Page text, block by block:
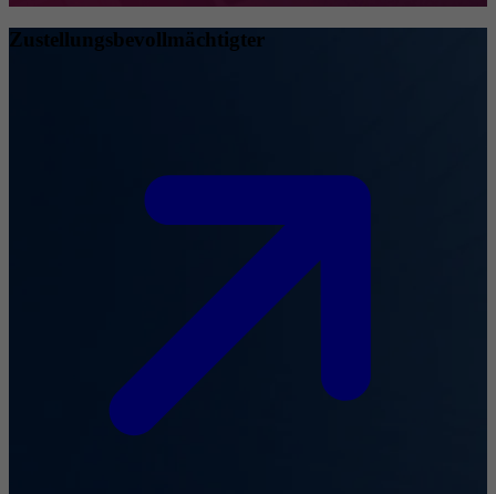
Zustellungsbevollmächtigter